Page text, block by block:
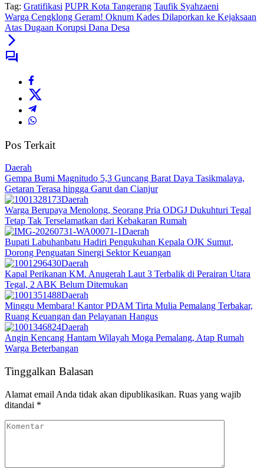
Tag: Gratifikasi PUPR Kota Tangerang Taufik Syahzaeni
Warga Cengklong Geram! Oknum Kades Dilaporkan ke Kejaksaan
Atas Dugaan Korupsi Dana Desa
Pos Terkait
Daerah
Gempa Bumi Magnitudo 5,3 Guncang Barat Daya Tasikmalaya,
Getaran Terasa hingga Garut dan Cianjur
Daerah
Warga Berupaya Menolong, Seorang Pria ODGJ Dukuhturi Tegal
Tetap Tak Terselamatkan dari Kebakaran Rumah
Daerah
Bupati Labuhanbatu Hadiri Pengukuhan Kepala OJK Sumut,
Dorong Penguatan Sinergi Sektor Keuangan
Daerah
Kapal Perikanan KM. Anugerah Laut 3 Terbalik di Perairan Utara
Tegal, 2 ABK Belum Ditemukan
Daerah
Minggu Membara! Kantor PDAM Tirta Mulia Pemalang Terbakar,
Ruang Keuangan dan Pelayanan Hangus
Daerah
Angin Kencang Hantam Wilayah Moga Pemalang, Atap Rumah
Warga Beterbangan
Tinggalkan Balasan
Alamat email Anda tidak akan dipublikasikan. Ruas yang wajib
ditandai *